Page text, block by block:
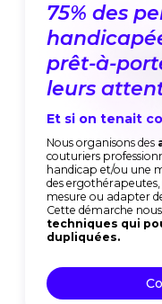
le
pas à
par un
ou
sur-
retouche.
valider des
la
et
Or
ainsi
Et